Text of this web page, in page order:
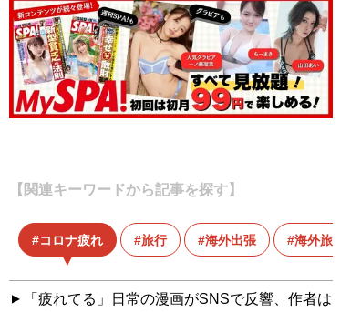
【関連キーワードから記事を探す】
コロナ疲れ 旅行 海外出張 海外旅行
「疲れてる」日常の漫画がSNSで反響、作者は